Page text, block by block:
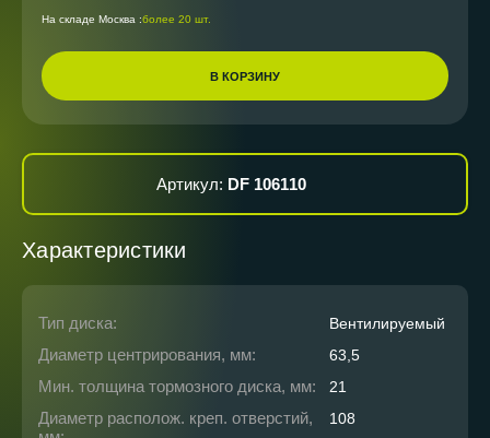
На складе Москва :более 20 шт.
В КОРЗИНУ
Артикул: DF 106110
Характеристики
Тип диска: Вентилируемый
Диаметр центрирования, мм: 63,5
Мин. толщина тормозного диска, мм: 21
Диаметр располож. креп. отверстий,
108